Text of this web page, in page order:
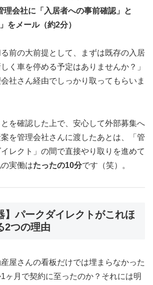
理会社に「入居者への事前確認」と
をメール（約2分）
前の大前提として、まずは既存の入居
く車を停める予定はありませんか？」
社さん経由でしっかり取ってもらいま
を確認した上で、安心して外部募集へ
を管理会社さんに渡したあとは、「管
レクト」の間で直接やり取りを進めて
実働はたったの10分です（笑）。
】パークダイレクトがこれほ
2つの理由
屋さんの看板だけでは埋まらなかった
ヶ月で契約に至ったのか？それには明